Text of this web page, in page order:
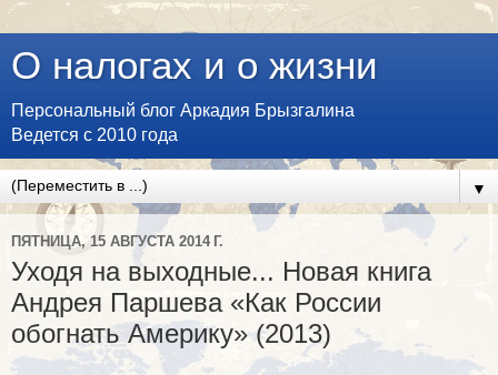
О налогах и о жизни
Персональный блог Аркадия Брызгалина
Ведется с 2010 года
▼
ПЯТНИЦА, 15 АВГУСТА 2014 Г.
Уходя на выходные... Новая книга
Андрея Паршева «Как России
обогнать Америку» (2013)